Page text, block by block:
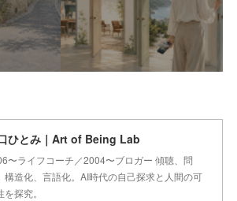
ひとみ｜Art of Being Lab
〜ライフコーチ／2004〜ブロガー 傾聴、問
構造化、言語化。AI時代の自己探求と人間の可
を探究。